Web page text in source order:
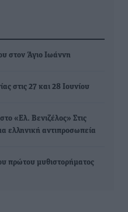
στον Άγιο Ιωάννη
στις 27 και 28 Ιουνίου
«Ελ. Βενιζέλος» Στις
ελληνική αντιπροσωπεία
πρώτου μυθιστορήματος